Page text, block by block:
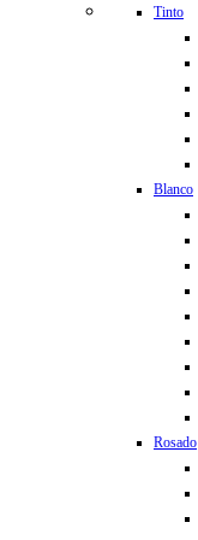
Tinto
Blanco
Rosado